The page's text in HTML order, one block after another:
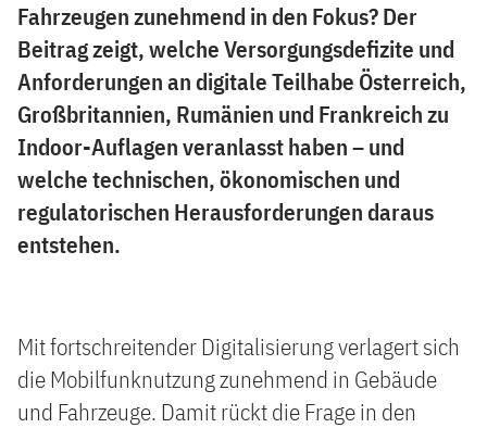
Fahrzeugen zunehmend in den Fokus? Der
Beitrag zeigt, welche Versorgungsdefizite und
Anforderungen an digitale Teilhabe Österreich,
Großbritannien, Rumänien und Frankreich zu
Indoor-Auflagen veranlasst haben – und
welche technischen, ökonomischen und
regulatorischen Herausforderungen daraus
entstehen.
Mit fortschreitender Digitalisierung verlagert sich
die Mobilfunknutzung zunehmend in Gebäude
und Fahrzeuge. Damit rückt die Frage in den